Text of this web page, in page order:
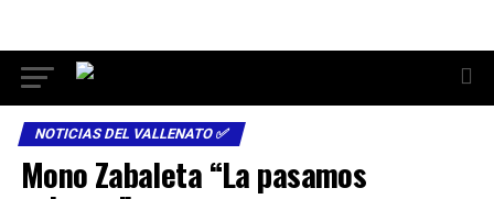
NOTICIAS DEL VALLENATO ✅
Mono Zabaleta “La pasamos